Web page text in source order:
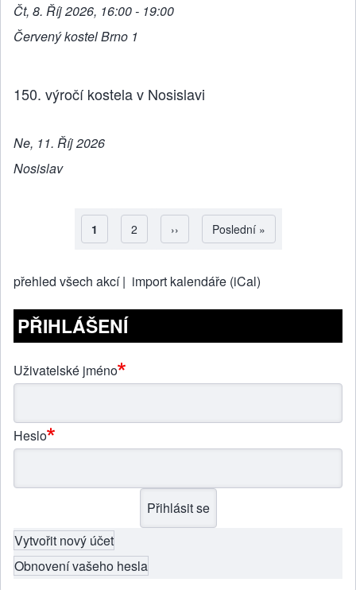
Čt, 8. Říj 2026, 16:00 - 19:00
Červený kostel Brno 1
150. výročí kostela v Nosislavi
Ne, 11. Říj 2026
Nosislav
Pagination
Aktuální stránka
1 Strana
2 Následující stránka
›› Poslední stránka
Poslední »
přehled všech akcí | import kalendáře (iCal)
PŘIHLÁŠENÍ
Uživatelské jméno
Heslo
Vytvořit nový účet
Obnovení vašeho hesla